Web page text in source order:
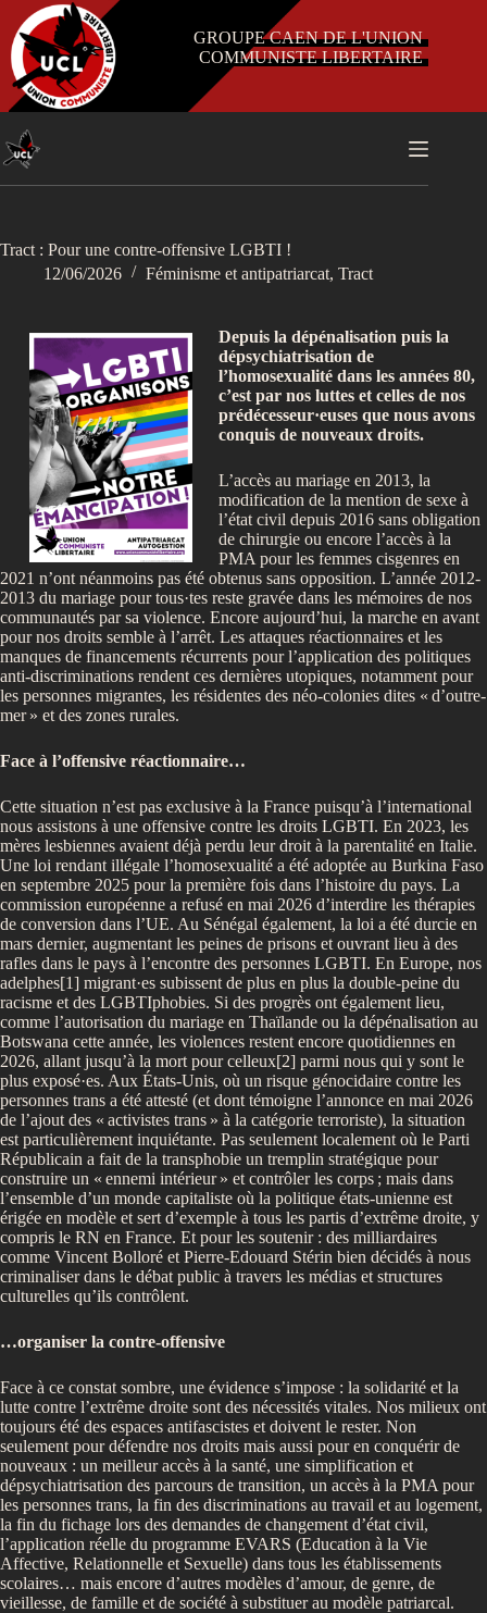
Passer
contenu
GROUPE CAEN DE L'UNION
COMMUNISTE LIBERTAIRE
Tract : Pour une contre-offensive LGBTI !
12/06/2026
Féminisme et antipatriarcat, Tract
Depuis la dépénalisation puis la
dépsychiatrisation de
l’homosexualité dans les années 80,
c’est par nos luttes et celles de nos
prédécesseur·euses que nous avons
conquis de nouveaux droits.
L’accès au mariage en 2013, la
modification de la mention de sexe à
l’état civil depuis 2016 sans obligation
de chirurgie ou encore l’accès à la
PMA pour les femmes cisgenres en
2021 n’ont néanmoins pas été obtenus sans opposition. L’année 2012-
2013 du mariage pour tous·tes reste gravée dans les mémoires de nos
communautés par sa violence. Encore aujourd’hui, la marche en avant
pour nos droits semble à l’arrêt. Les attaques réactionnaires et les
manques de financements récurrents pour l’application des politiques
anti-discriminations rendent ces dernières utopiques, notamment pour
les personnes migrantes, les résidentes des néo-colonies dites « d’outre-
mer » et des zones rurales.
Face à l’offensive réactionnaire…
Cette situation n’est pas exclusive à la France puisqu’à l’international
nous assistons à une offensive contre les droits LGBTI. En 2023, les
mères lesbiennes avaient déjà perdu leur droit à la parentalité en Italie.
Une loi rendant illégale l’homosexualité a été adoptée au Burkina Faso
en septembre 2025 pour la première fois dans l’histoire du pays. La
commission européenne a refusé en mai 2026 d’interdire les thérapies
de conversion dans l’UE. Au Sénégal également, la loi a été durcie en
mars dernier, augmentant les peines de prisons et ouvrant lieu à des
rafles dans le pays à l’encontre des personnes LGBTI. En Europe, nos
adelphes[1] migrant·es subissent de plus en plus la double-peine du
racisme et des LGBTIphobies. Si des progrès ont également lieu,
comme l’autorisation du mariage en Thaïlande ou la dépénalisation au
Botswana cette année, les violences restent encore quotidiennes en
2026, allant jusqu’à la mort pour celleux[2] parmi nous qui y sont le
plus exposé·es. Aux États-Unis, où un risque génocidaire contre les
personnes trans a été attesté (et dont témoigne l’annonce en mai 2026
de l’ajout des « activistes trans » à la catégorie terroriste), la situation
est particulièrement inquiétante. Pas seulement localement où le Parti
Républicain a fait de la transphobie un tremplin stratégique pour
construire un « ennemi intérieur » et contrôler les corps ; mais dans
l’ensemble d’un monde capitaliste où la politique états-unienne est
érigée en modèle et sert d’exemple à tous les partis d’extrême droite, y
compris le RN en France. Et pour les soutenir : des milliardaires
comme Vincent Bolloré et Pierre-Edouard Stérin bien décidés à nous
criminaliser dans le débat public à travers les médias et structures
culturelles qu’ils contrôlent.
…organiser la contre-offensive
Face à ce constat sombre, une évidence s’impose : la solidarité et la
lutte contre l’extrême droite sont des nécessités vitales. Nos milieux ont
toujours été des espaces antifascistes et doivent le rester. Non
seulement pour défendre nos droits mais aussi pour en conquérir de
nouveaux : un meilleur accès à la santé, une simplification et
dépsychiatrisation des parcours de transition, un accès à la PMA pour
les personnes trans, la fin des discriminations au travail et au logement,
la fin du fichage lors des demandes de changement d’état civil,
l’application réelle du programme EVARS (Education à la Vie
Affective, Relationnelle et Sexuelle) dans tous les établissements
scolaires… mais encore d’autres modèles d’amour, de genre, de
vieillesse, de famille et de société à substituer au modèle patriarcal.